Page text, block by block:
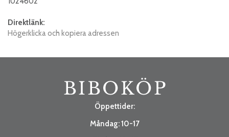
Direktlänk:
Högerklicka och kopiera adressen
Öppettider:
Måndag: 10-17